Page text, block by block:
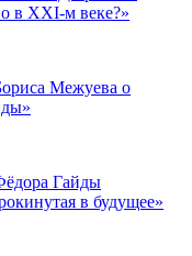
в XXI-м веке?»
Межуева о
Гайды
в будущее»